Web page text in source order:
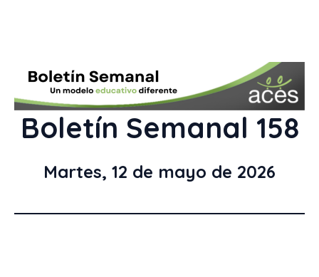
Boletín Semanal 158
Martes, 12 de mayo de 2026